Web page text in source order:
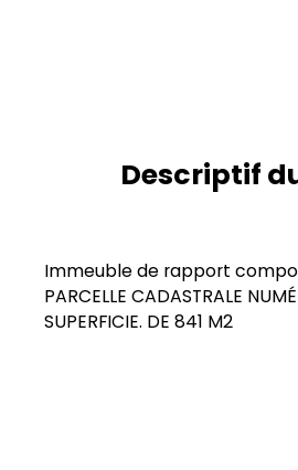
Descriptif
Immeuble de rapport
PARCELLE CADASTRALE
SUPERFICIE. DE 841 M2